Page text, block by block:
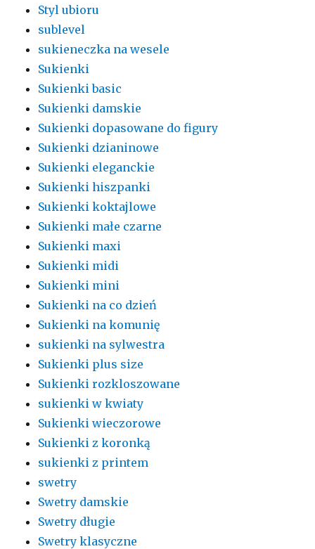
Styl ubioru
sublevel
sukieneczka na wesele
Sukienki
Sukienki basic
Sukienki damskie
Sukienki dopasowane do figury
Sukienki dzianinowe
Sukienki eleganckie
Sukienki hiszpanki
Sukienki koktajlowe
Sukienki małe czarne
Sukienki maxi
Sukienki midi
Sukienki mini
Sukienki na co dzień
Sukienki na komunię
sukienki na sylwestra
Sukienki plus size
Sukienki rozkloszowane
sukienki w kwiaty
Sukienki wieczorowe
Sukienki z koronką
sukienki z printem
swetry
Swetry damskie
Swetry długie
Swetry klasyczne